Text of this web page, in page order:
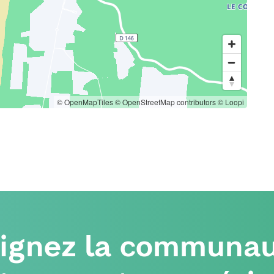
© OpenMapTiles© OpenStreetMap contributors© Loopi
la